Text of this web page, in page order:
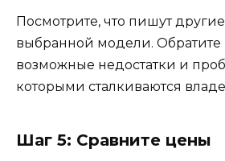
Посмотрите, что пишут
выбранной модели.
возможные недостатки и
которыми сталкиваются
Шаг 5: Сравните цены